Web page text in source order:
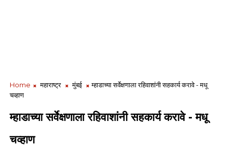
Home महाराष्ट्र मुंबई
म्हाडाच्या सर्वेक्षणाला रहिवाशांनी सहकार्य करावे - मधू
चव्हाण
म्हाडाच्या सर्वेक्षणाला रहिवाशांनी सहकार्य करावे - मधू
चव्हाण